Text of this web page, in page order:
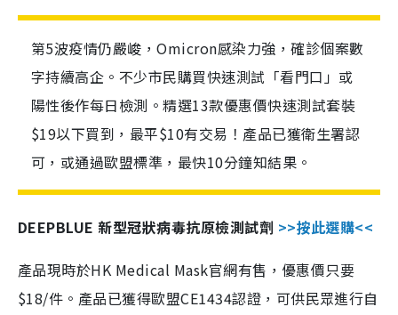
第5波疫情仍嚴峻，Omicron感染力強，確診個案數
字持續高企。不少市民購買快速測試「看門口」或
陽性後作每日檢測。精選13款優惠價快速測試套裝
$19以下買到，最平$10有交易！產品已獲衛生署認
可，或通過歐盟標準，最快10分鐘知結果。
DEEPBLUE 新型冠狀病毒抗原檢測試劑 >>按此選購<<
產品現時於HK Medical Mask官網有售，優惠價只要
$18/件。產品已獲得歐盟CE1434認證，可供民眾進行自